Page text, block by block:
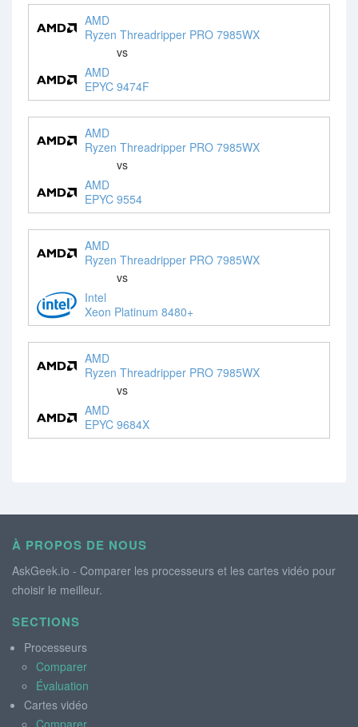
AMD
Ryzen Threadripper PRO 7985WX
vs
AMD
EPYC 9474F
AMD
Ryzen Threadripper PRO 7985WX
vs
AMD
EPYC 9554
AMD
Ryzen Threadripper PRO 7985WX
vs
Intel
Xeon Platinum 8480+
AMD
Ryzen Threadripper PRO 7985WX
vs
AMD
EPYC 9684X
À PROPOS DE NOUS
AskGeek.io - Comparer les processeurs et les cartes vidéo pour
choisir le meilleur.
SECTIONS
Processeurs
Comparer
Évaluation
Cartes vidéo
Comparer